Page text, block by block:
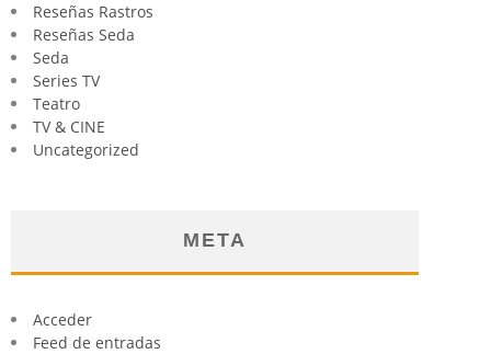
Reseñas Rastros
Reseñas Seda
Seda
Series TV
Teatro
TV & CINE
Uncategorized
META
Acceder
Feed de entradas